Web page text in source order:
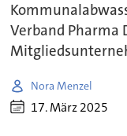
Verband
Nora Menzel
17. März 2025